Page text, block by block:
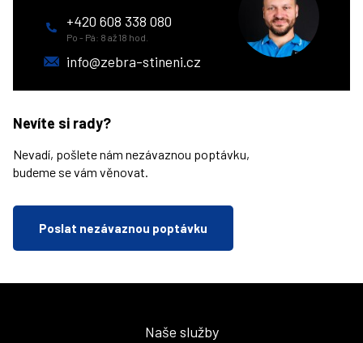
+420 608 338 080
Po - Pá: 8 až 18 hod.
info@zebra-stineni.cz
Nevíte si rady?
Nevadí, pošlete nám nezávaznou poptávku,
budeme se vám věnovat.
Poslat nezávaznou poptávku
Naše služby